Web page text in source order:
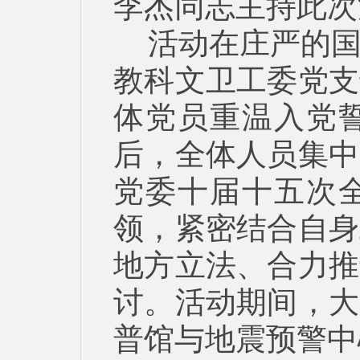
活动在庄严的
教科文卫工委党
体党员重温入党
后，全体人员集
党委十届十五次
领，紧密结合自
地方立法、合力
讨。活动期间，
普馆与地震预警